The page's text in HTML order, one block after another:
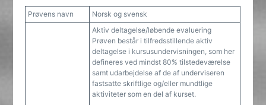
Prøvens navn Norsk og svensk
Aktiv deltagelse/løbende evaluering
Prøven består i tilfredsstillende aktiv
deltagelse i kursusundervisningen, som her
defineres ved mindst 80% tilstedeværelse
samt udarbejdelse af de af underviseren
fastsatte skriftlige og/eller mundtlige
aktiviteter som en del af kurset.